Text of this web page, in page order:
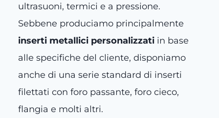
ultrasuoni, termici e a pressione.
Sebbene produciamo principalmente
inserti metallici personalizzati in base
alle specifiche del cliente, disponiamo
anche di una serie standard di inserti
filettati con foro passante, foro cieco,
flangia e molti altri.